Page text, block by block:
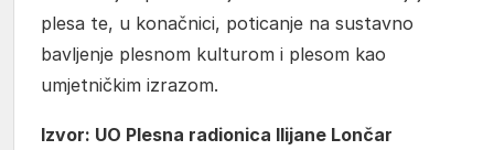
plesa te, u konačnici, poticanje na sustavno
bavljenje plesnom kulturom i plesom kao
umjetničkim izrazom.
Izvor: UO Plesna radionica Ilijane Lončar